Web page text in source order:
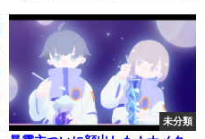
未分類